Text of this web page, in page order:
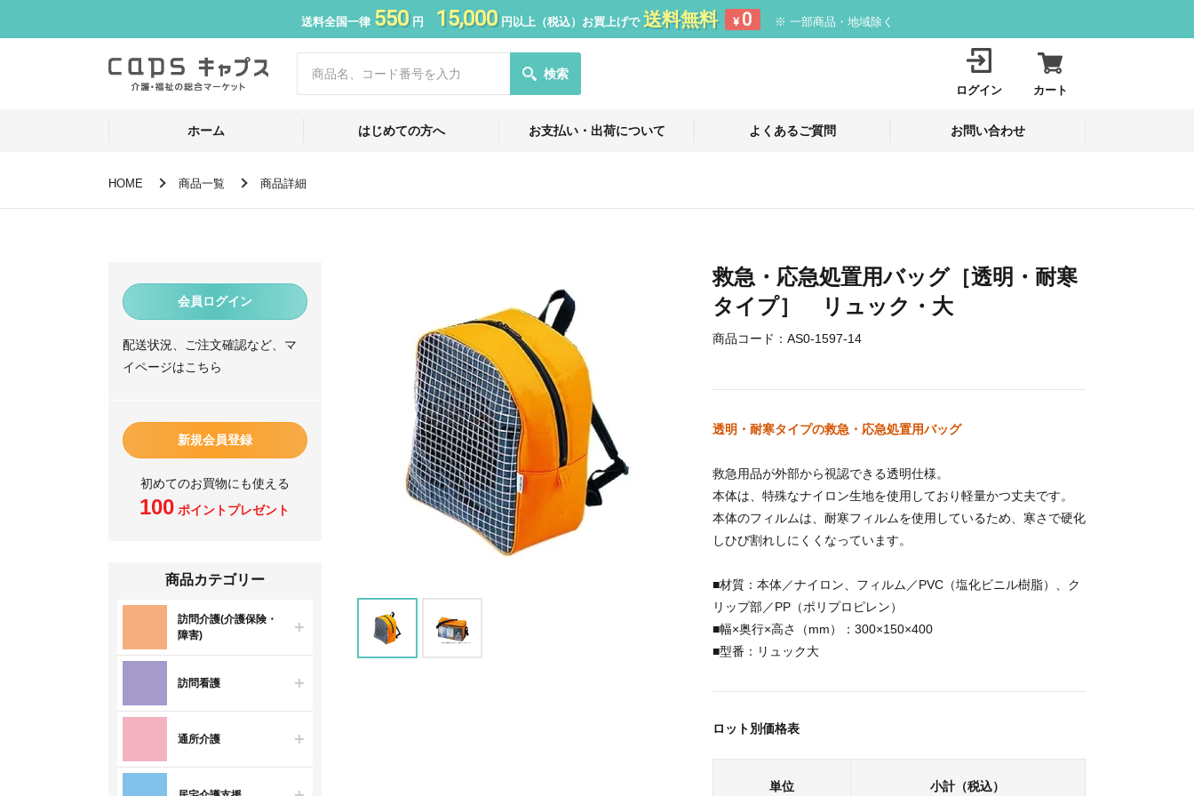
送料全国一律 550円 15,000円以上（税込）お買上げで 送料無料 ¥ 0 ※ 一部商品・地域除く
検索
ログイン カート
ホーム はじめての方へ お支払い・出荷について よくあるご質問 お問い合わせ
HOME 商品一覧 商品詳細
会員ログイン
配送状況、ご注文確認など、マ
イページはこちら
新規会員登録
初めてのお買物にも使える
100 ポイントプレゼント
商品カテゴリー
訪問介護(介護保険・
障害)
訪問看護
通所介護
救急・応急処置用バッグ［透明・耐寒
タイプ］ リュック・大
商品コード： AS0-1597-14
透明・耐寒タイプの救急・応急処置用バッグ
救急用品が外部から視認できる透明仕様。
本体は、特殊なナイロン生地を使用しており軽量かつ丈夫です。
本体のフィルムは、耐寒フィルムを使用しているため、寒さで硬化
しひび割れしにくくなっています。
■材質：本体／ナイロン、フィルム／PVC（塩化ビニル樹脂）、ク
リップ部／PP（ポリプロピレン）
■幅×奥行×高さ（mm）：300×150×400
■型番：リュック大
ロット別価格表
単位 小計（税込）